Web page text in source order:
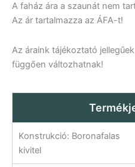
A faház ára a szaunát nem
Az ár tartalmazza az ÁFA-t!
Az áraink tájékoztató
függően változhatnak!
Konstrukció: Boronafalas
kivitel